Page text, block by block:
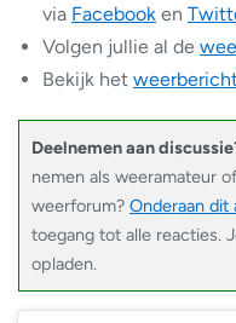
via Facebook en
Volgen jullie al de
Bekijk het
Deelnemen aan
nemen als weeramateur
weerforum? Onderaan dit
toegang tot alle reacties.
opladen.